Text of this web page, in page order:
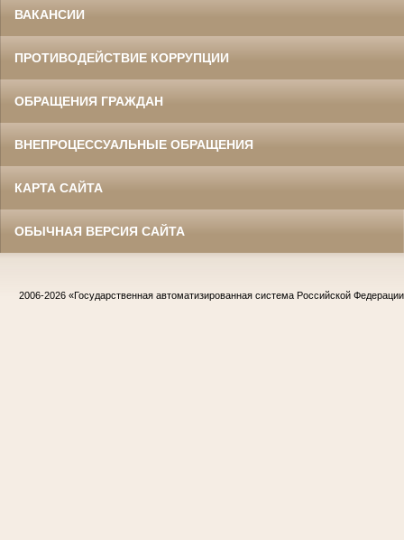
ВАКАНСИИ
ПРОТИВОДЕЙСТВИЕ КОРРУПЦИИ
ОБРАЩЕНИЯ ГРАЖДАН
ВНЕПРОЦЕССУАЛЬНЫЕ ОБРАЩЕНИЯ
КАРТА САЙТА
ОБЫЧНАЯ ВЕРСИЯ САЙТА
2006-2026 «Государственная автоматизированная система Российской